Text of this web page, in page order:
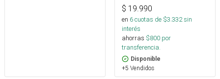
$ 19.990
en 6cuotas de $3.332sin
interés
ahorras $800 por
transferencia.
Disponible
+5 Vendidos